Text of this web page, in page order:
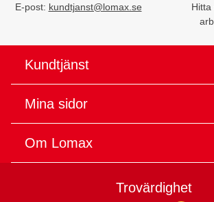
E-post: kundtjanst@lomax.se
Hitta
Kundtjänst
Mina sidor
Om Lomax
Trovärdighet